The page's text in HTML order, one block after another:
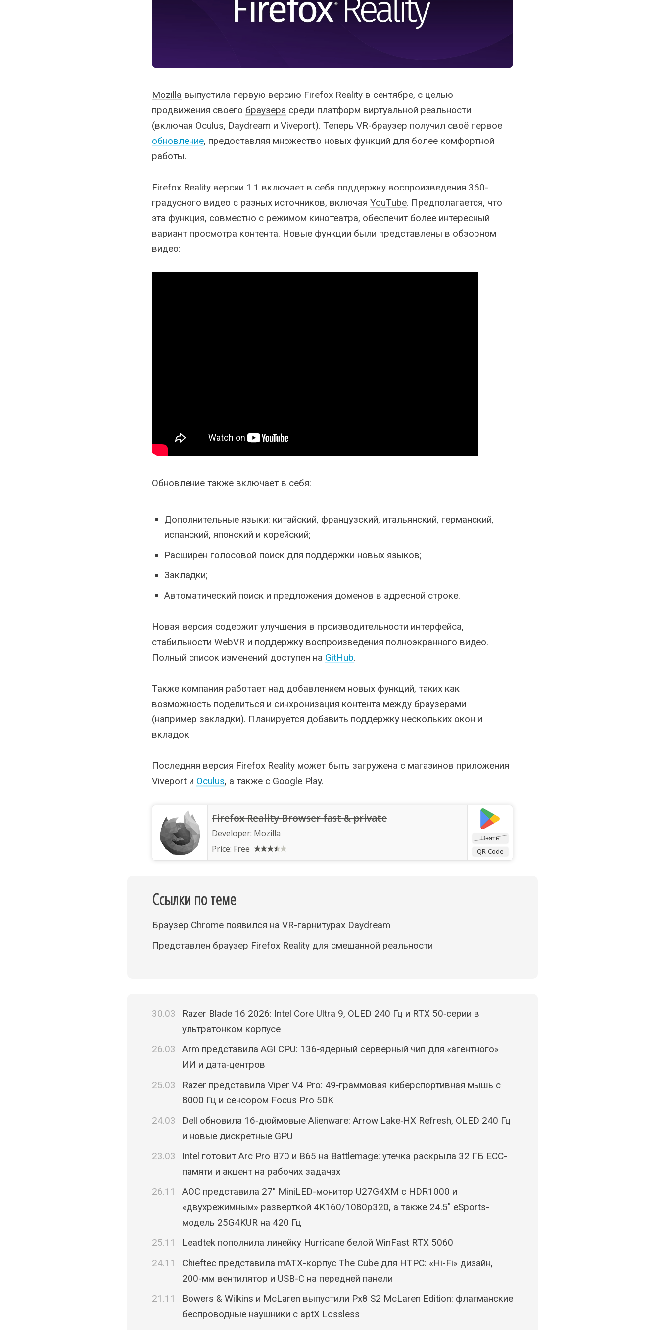
Mozilla выпустила первую версию Firefox Reality в сентябре, с целью
продвижения своего браузера среди платформ виртуальной реальности
(включая Oculus, Daydream и Viveport). Теперь VR-браузер получил своё первое
обновление, предоставляя множество новых функций для более комфортной
работы.
Firefox Reality версии 1.1 включает в себя поддержку воспроизведения 360-
градусного видео с разных источников, включая YouTube. Предполагается, что
эта функция, совместно с режимом кинотеатра, обеспечит более интересный
вариант просмотра контента. Новые функции были представлены в обзорном
видео:
Обновление также включает в себя:
Дополнительные языки: китайский, французский, итальянский, германский,
испанский, японский и корейский;
Расширен голосовой поиск для поддержки новых языков;
Закладки;
Автоматический поиск и предложения доменов в адресной строке.
Новая версия содержит улучшения в производительности интерфейса,
стабильности WebVR и поддержку воспроизведения полноэкранного видео.
Полный список изменений доступен на GitHub.
Также компания работает над добавлением новых функций, таких как
возможность поделиться и синхронизация контента между браузерами
(например закладки). Планируется добавить поддержку нескольких окон и
вкладок.
Последняя версия Firefox Reality может быть загружена с магазинов приложения
Viveport и Oculus, а также с Google Play.
Взять
QR-Code
Firefox Reality Browser fast & private
Developer: Mozilla
Price: Free
Ссылки по теме
Браузер Chrome появился на VR-гарнитурах Daydream
Представлен браузер Firefox Reality для смешанной реальности
30.03
Razer Blade 16 2026: Intel Core Ultra 9, OLED 240 Гц и RTX 50‑серии в
ультратонком корпусе
26.03
Arm представила AGI CPU: 136‑ядерный серверный чип для «агентного»
ИИ и дата‑центров
25.03
Razer представила Viper V4 Pro: 49‑граммовая киберспортивная мышь с
8000 Гц и сенсором Focus Pro 50K
24.03
Dell обновила 16‑дюймовые Alienware: Arrow Lake‑HX Refresh, OLED 240 Гц
и новые дискретные GPU
23.03
Intel готовит Arc Pro B70 и B65 на Battlemage: утечка раскрыла 32 ГБ ECC-
памяти и акцент на рабочих задачах
26.11
AOC представила 27″ MiniLED-монитор U27G4XM с HDR1000 и
«двухрежимным» разверткой 4K160/1080p320, а также 24.5″ eSports-
модель 25G4KUR на 420 Гц
25.11
Leadtek пополнила линейку Hurricane белой WinFast RTX 5060
24.11
Chieftec представила mATX-корпус The Cube для HTPC: «Hi-Fi» дизайн,
200-мм вентилятор и USB-C на передней панели
21.11
Bowers & Wilkins и McLaren выпустили Px8 S2 McLaren Edition: флагманские
беспроводные наушники с aptX Lossless